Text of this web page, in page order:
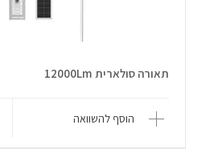
תאורה סולארית 12000Lm
הוסף להשוואה